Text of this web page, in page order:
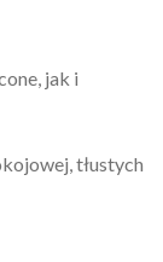
jak i
tłustych